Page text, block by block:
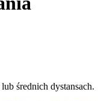
średnich dystansach.